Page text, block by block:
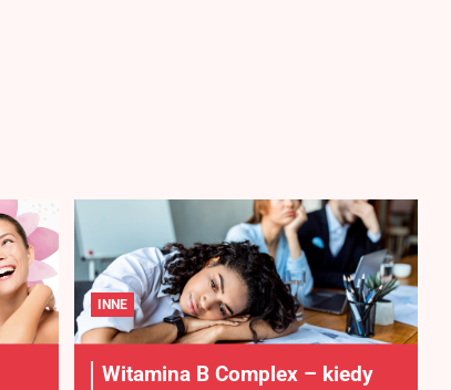
INNE
Witamina B Complex – kiedy